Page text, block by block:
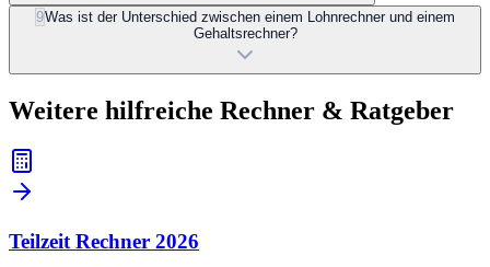
9Was ist der Unterschied zwischen einem Lohnrechner und einem
Gehaltsrechner?
Weitere hilfreiche Rechner & Ratgeber
Teilzeit Rechner 2026